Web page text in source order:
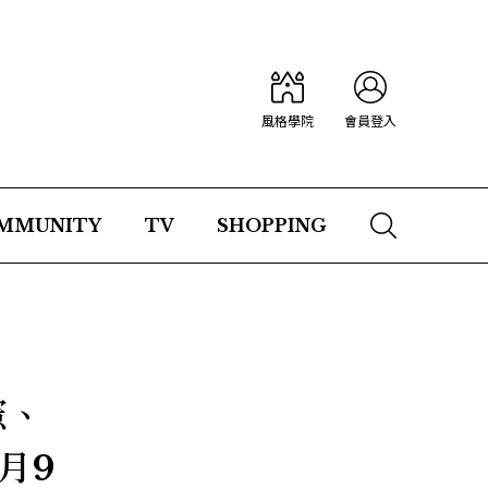
風格學院 會員登入
TV SHOPPING
9